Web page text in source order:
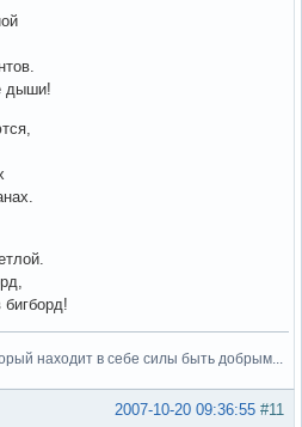
дыши!
находит в себе силы быть добрым...
#11
2007-10-20 09:36:55